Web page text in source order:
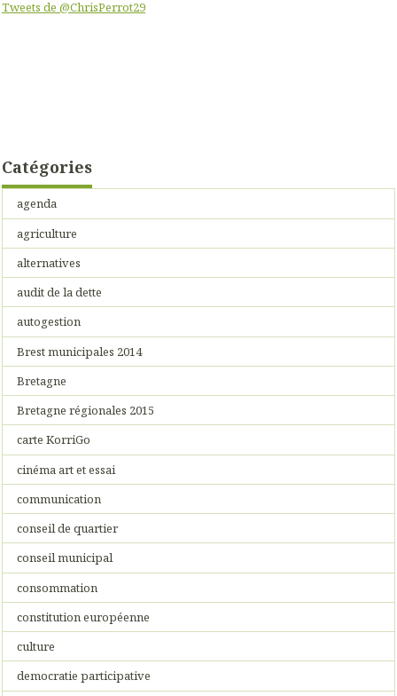
Tweets de @ChrisPerrot29
Catégories
agenda
agriculture
alternatives
audit de la dette
autogestion
Brest municipales 2014
Bretagne
Bretagne régionales 2015
carte KorriGo
cinéma art et essai
communication
conseil de quartier
conseil municipal
consommation
constitution européenne
culture
democratie participative